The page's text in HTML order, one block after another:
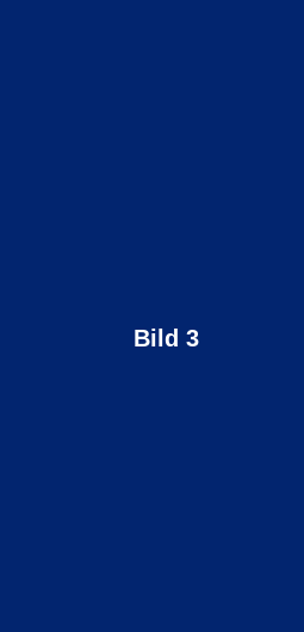
Bild 3